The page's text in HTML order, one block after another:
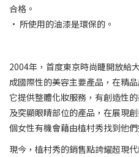
合格。
• 所使用的油漆是環保的。
2004年，首度東京時尚睫開放給
成國際性的美容主要產品，在精
它提供整體化妝服務，有創造性
及突顯眼睛部位的產品，在展現
個女性有機會藉由植村秀找到他們
現今，植村秀的銷售點誇耀超現代